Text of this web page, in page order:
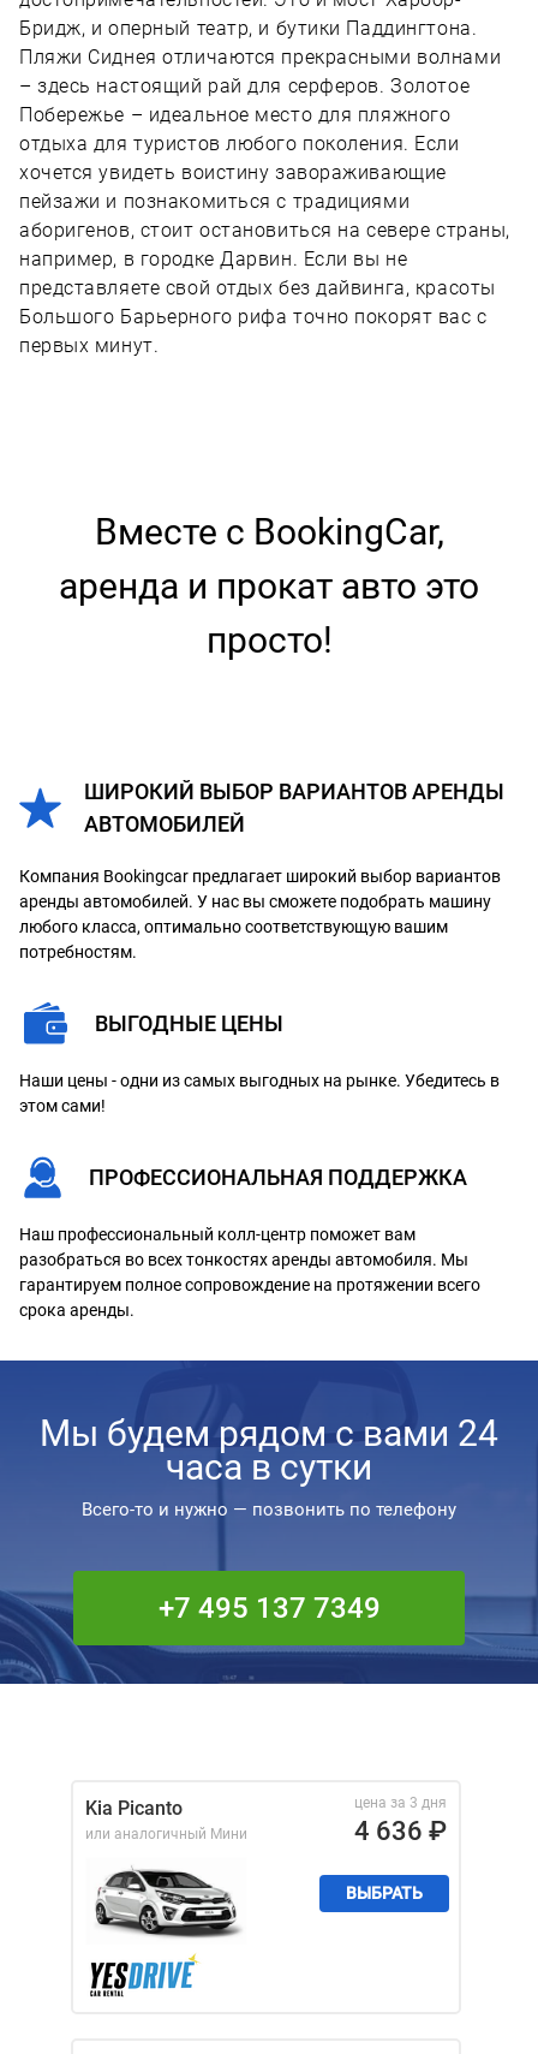
Бридж, и оперный театр, и бутики Паддингтона.
Пляжи Сиднея отличаются прекрасными волнами
– здесь настоящий рай для серферов. Золотое
Побережье – идеальное место для пляжного
отдыха для туристов любого поколения. Если
хочется увидеть воистину завораживающие
пейзажи и познакомиться с традициями
аборигенов, стоит остановиться на севере страны,
например, в городке Дарвин. Если вы не
представляете свой отдых без дайвинга, красоты
Большого Барьерного рифа точно покорят вас с
первых минут.
Вместе с BookingCar,
аренда и прокат авто это
просто!
ШИРОКИЙ ВЫБОР ВАРИАНТОВ АРЕНДЫ
АВТОМОБИЛЕЙ
Компания Bookingcar предлагает широкий выбор вариантов
аренды автомобилей. У нас вы сможете подобрать машину
любого класса, оптимально соответствующую вашим
потребностям.
ВЫГОДНЫЕ ЦЕНЫ
Наши цены - одни из самых выгодных на рынке. Убедитесь в
этом сами!
ПРОФЕССИОНАЛЬНАЯ ПОДДЕРЖКА
Наш профессиональный колл-центр поможет вам
разобраться во всех тонкостях аренды автомобиля. Мы
гарантируем полное сопровождение на протяжении всего
срока аренды.
Мы будем рядом с вами 24
часа в сутки
Всего-то и нужно — позвонить по телефону
+7 495 137 7349
Kia Picanto
или аналогичный Мини
цена за 3 дня
4 636 ₽
ВЫБРАТЬ